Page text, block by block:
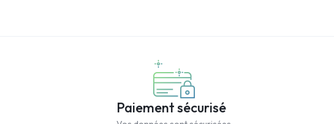
Paiement sécurisé